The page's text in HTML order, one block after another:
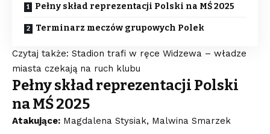
Pełny skład reprezentacji Polski na MŚ 2025
Terminarz meczów grupowych Polek
Czytaj także: Stadion trafi w ręce Widzewa – władze
miasta czekają na ruch klubu
Pełny skład reprezentacji Polski
na MŚ 2025
Atakujące: Magdalena Stysiak, Malwina Smarzek